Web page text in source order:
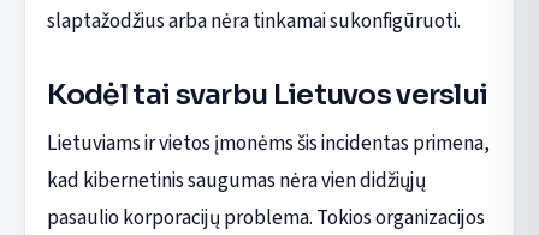
slaptažodžius arba nėra tinkamai sukonfigūruoti.
Kodėl tai svarbu Lietuvos verslui
Lietuviams ir vietos įmonėms šis incidentas primena,
kad kibernetinis saugumas nėra vien didžiųjų
pasaulio korporacijų problema. Tokios organizacijos